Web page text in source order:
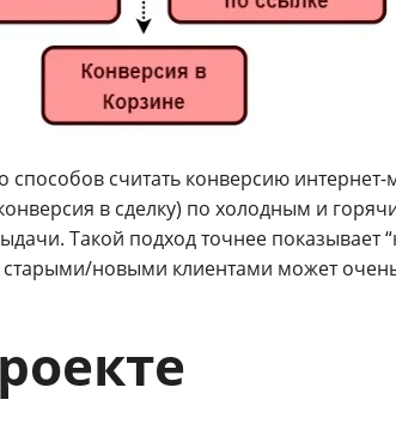
способов считать конверсию
в сделку) по холодным и
Такой подход точнее показывает
старыми/новыми клиентами может